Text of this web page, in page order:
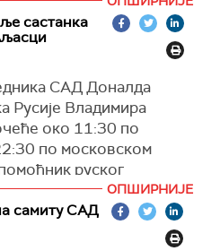
"Југ", а Искру јединице
састанка
САД Доналда
Русије Владимира
око 11:30 по
по московском
руског
августа, отприлике у
Овај разговор ће
ОПШИРНИЈЕ
самиту САД